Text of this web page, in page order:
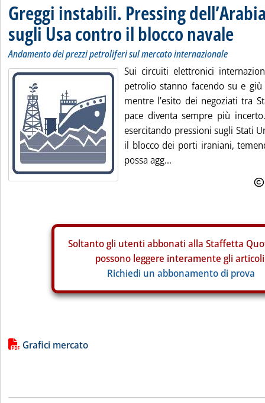
Greggi instabili. Pressing
sugli Usa contro il blocco navale
Andamento dei prezzi petroliferi sul mercato internazionale
Sui circuiti elettronici
petrolio stanno facendo su e
mentre l’esito dei negoziati tra
pace diventa sempre più
esercitando pressioni sugli Stati
il blocco dei porti iraniani,
possa agg...
Soltanto gli utenti abbonati alla Staffetta
possono leggere interamente gli
Richiedi un abbonamento di prova
Lista allegati PDF alla notizia
Grafici mercato